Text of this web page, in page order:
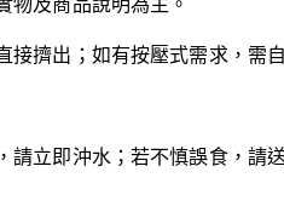
物及商品說明為主。
擠出；如有按壓式需求，需
立即沖水；若不慎誤食，請